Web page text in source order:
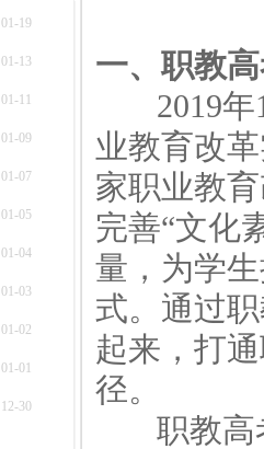
01-19
01-13
01-11
01-09
01-07
01-05
01-04
01-03
01-02
01-01
12-30
一、职教
2019年1
业教育改
家职业教
完善“文化
量，为学
式。通过
起来，打
径。
职教高考